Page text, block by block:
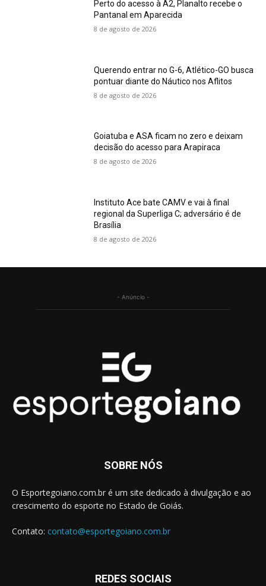
Perto do acesso à A2, Planalto recebe o
Pantanal em Aparecida
8 de agosto de 2026
Querendo entrar no G-6, Atlético-GO busca
pontuar diante do Náutico nos Aflitos
8 de agosto de 2026
Goiatuba e ASA ficam no zero e deixam
decisão do acesso para Arapiraca
8 de agosto de 2026
Instituto Ace bate CAMV e vai à final
regional da Superliga C; adversário é de
Brasília
8 de agosto de 2026
- Anúncio -
SOBRE NÓS
O Esportegoiano.com.br é um site dedicado à divulgação e ao
crescimento do esporte no Estado de Goiás.
Contato: contato@esportegoiano.com.br
REDES SOCIAIS